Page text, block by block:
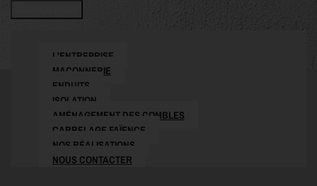
L'ENTREPRISE
MAÇONNERIE
ENDUITS
ISOLATION
AMÉNAGEMENT DES COMBLES
CARRELAGE FAÏENCE
NOS RÉALISATIONS
NOUS CONTACTER